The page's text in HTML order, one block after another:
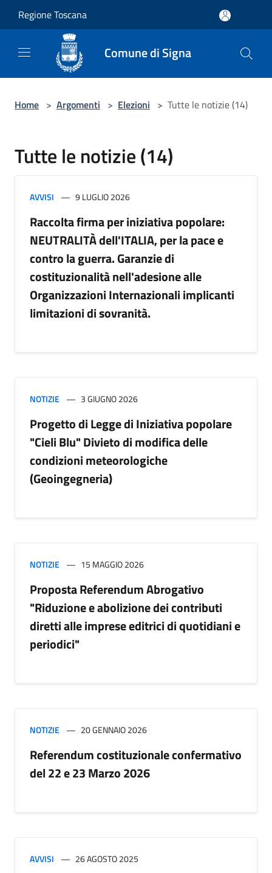
Regione Toscana
Comune di Signa
Home > Argomenti > Elezioni > Tutte le notizie (14)
Tutte le notizie (14)
AVVISI 9 LUGLIO 2026
Raccolta firma per iniziativa popolare:
NEUTRALITÀ dell'ITALIA, per la pace e
contro la guerra. Garanzie di
costituzionalità nell'adesione alle
Organizzazioni Internazionali implicanti
limitazioni di sovranità.
NOTIZIE 3 GIUGNO 2026
Progetto di Legge di Iniziativa popolare
"Cieli Blu" Divieto di modifica delle
condizioni meteorologiche
(Geoingegneria)
NOTIZIE 15 MAGGIO 2026
Proposta Referendum Abrogativo
"Riduzione e abolizione dei contributi
diretti alle imprese editrici di quotidiani e
periodici"
NOTIZIE 20 GENNAIO 2026
Referendum costituzionale confermativo
del 22 e 23 Marzo 2026
AVVISI 26 AGOSTO 2025